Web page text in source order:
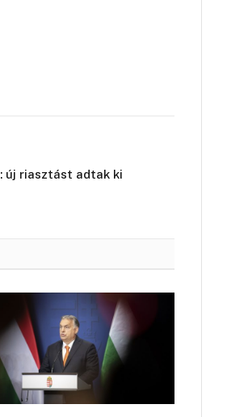
új riasztást adtak ki